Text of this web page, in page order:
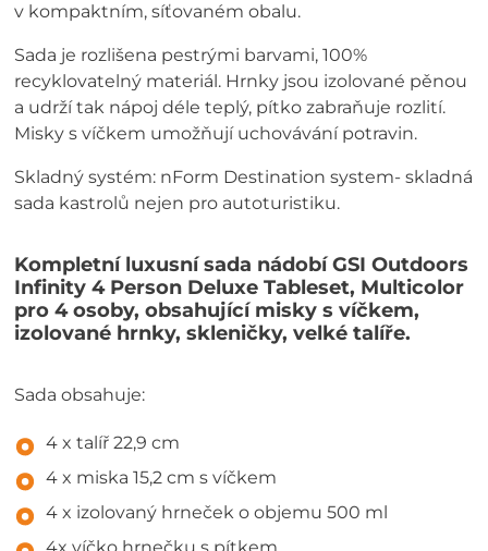
v kompaktním, síťovaném obalu.
Sada je rozlišena pestrými barvami, 100%
recyklovatelný materiál. Hrnky jsou izolované pěnou
a udrží tak nápoj déle teplý, pítko zabraňuje rozlití.
Misky s víčkem umožňují uchovávání potravin.
Skladný systém: nForm Destination system- skladná
sada kastrolů nejen pro autoturistiku.
Kompletní luxusní sada nádobí GSI Outdoors
Infinity 4 Person Deluxe Tableset, Multicolor
pro 4 osoby, obsahující misky s víčkem,
izolované hrnky, skleničky, velké talíře.
Sada obsahuje:
4 x talíř 22,9 cm
4 x miska 15,2 cm s víčkem
4 x izolovaný hrneček o objemu 500 ml
4x víčko hrnečku s pítkem